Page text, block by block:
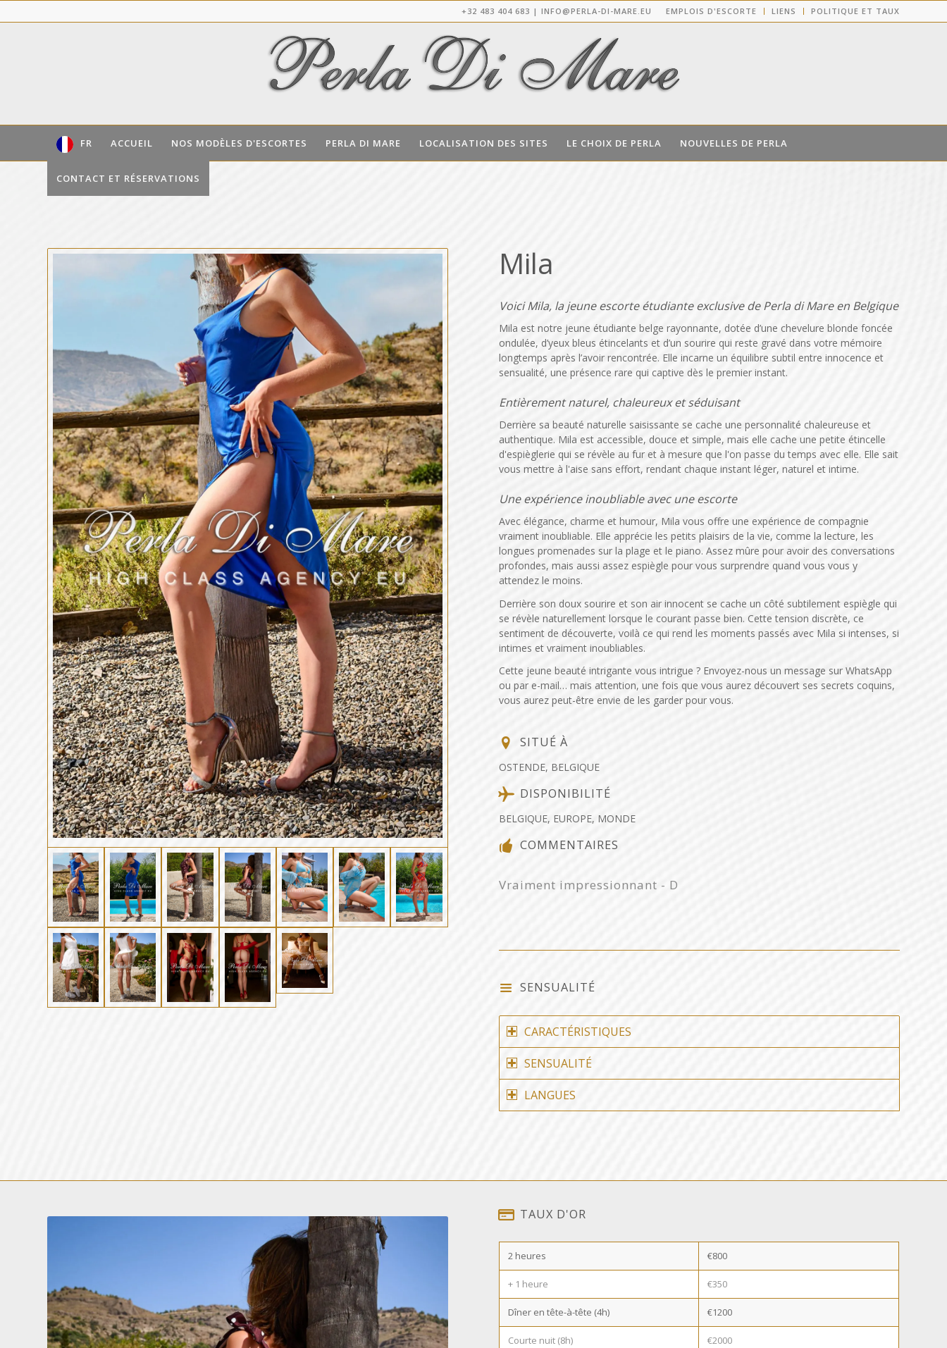
EMPLOIS D'ESCORTE LIENS POLITIQUE ET TAUX
+32 483 404 683 | INFO@PERLA-DI-MARE.EU
FR ACCUEIL NOS MODÈLES D'ESCORTES PERLA DI MARE LOCALISATION DES SITES LE CHOIX DE PERLA NOUVELLES DE PERLA
CONTACT ET RÉSERVATIONS
Mila
Voici Mila, la jeune escorte étudiante exclusive de Perla di Mare en Belgique
Mila est notre jeune étudiante belge rayonnante, dotée d’une chevelure blonde foncée
ondulée, d’yeux bleus étincelants et d’un sourire qui reste gravé dans votre mémoire
longtemps après l’avoir rencontrée. Elle incarne un équilibre subtil entre innocence et
sensualité, une présence rare qui captive dès le premier instant.
Entièrement naturel, chaleureux et séduisant
Derrière sa beauté naturelle saisissante se cache une personnalité chaleureuse et
authentique. Mila est accessible, douce et simple, mais elle cache une petite étincelle
d'espièglerie qui se révèle au fur et à mesure que l'on passe du temps avec elle. Elle sait
vous mettre à l'aise sans effort, rendant chaque instant léger, naturel et intime.
Une expérience inoubliable avec une escorte
Avec élégance, charme et humour, Mila vous offre une expérience de compagnie
vraiment inoubliable. Elle apprécie les petits plaisirs de la vie, comme la lecture, les
longues promenades sur la plage et le piano. Assez mûre pour avoir des conversations
profondes, mais aussi assez espiègle pour vous surprendre quand vous vous y
attendez le moins.
Derrière son doux sourire et son air innocent se cache un côté subtilement espiègle qui
se révèle naturellement lorsque le courant passe bien. Cette tension discrète, ce
sentiment de découverte, voilà ce qui rend les moments passés avec Mila si intenses, si
intimes et vraiment inoubliables.
Cette jeune beauté intrigante vous intrigue ? Envoyez-nous un message sur WhatsApp
ou par e-mail… mais attention, une fois que vous aurez découvert ses secrets coquins,
vous aurez peut-être envie de les garder pour vous.
SITUÉ À
OSTENDE, BELGIQUE
DISPONIBILITÉ
BELGIQUE, EUROPE, MONDE
COMMENTAIRES
J'ai passé un très bon moment avec Mila. Merci - C
SENSUALITÉ
CARACTÉRISTIQUES
SENSUALITÉ
LANGUES
TAUX D'OR
2 heures €800
+ 1 heure €350
Dîner en tête-à-tête (4h) €1200
Courte nuit (8h) €2000